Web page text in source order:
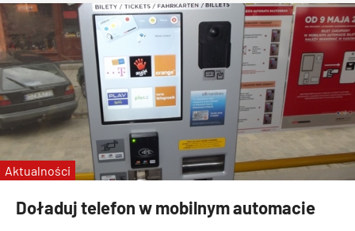
Doładuj telefon w mobilnym automacie
Aktualności